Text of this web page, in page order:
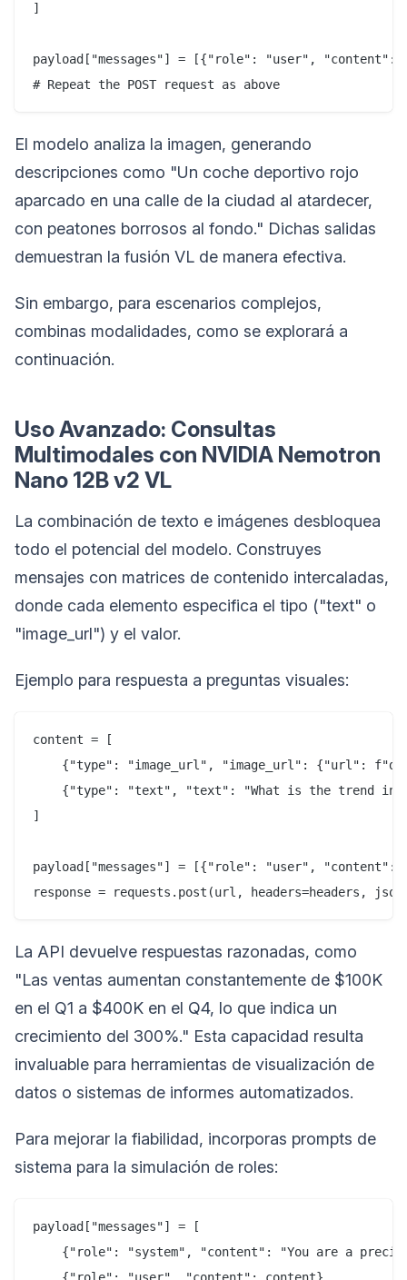
]
payload["messages"] = [{"role": "user", "content":
El modelo analiza la imagen, generando
descripciones como "Un coche deportivo rojo
aparcado en una calle de la ciudad al atardecer,
con peatones borrosos al fondo." Dichas salidas
demuestran la fusión VL de manera efectiva.
Sin embargo, para escenarios complejos,
combinas modalidades, como se explorará a
continuación.
Uso Avanzado: Consultas
Multimodales con NVIDIA Nemotron
Nano 12B v2 VL
La combinación de texto e imágenes desbloquea
todo el potencial del modelo. Construyes
mensajes con matrices de contenido intercaladas,
donde cada elemento especifica el tipo ("text" o
"image_url") y el valor.
Ejemplo para respuesta a preguntas visuales:
content = [
{"type": "image_url", "image_url": {"url":
{"type": "text", "text": "What is the trend in
]
payload["messages"] = [{"role": "user", "content":
La API devuelve respuestas razonadas, como
"Las ventas aumentan constantemente de $100K
en el Q1 a $400K en el Q4, lo que indica un
crecimiento del 300%." Esta capacidad resulta
invaluable para herramientas de visualización de
datos o sistemas de informes automatizados.
Para mejorar la fiabilidad, incorporas prompts de
sistema para la simulación de roles:
payload["messages"] = [
{"role": "system", "content": "You are a